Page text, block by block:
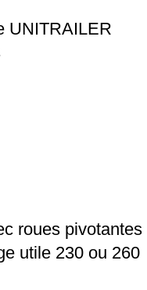
UNITRAILER
roues pivotantes
utile 230 ou 260